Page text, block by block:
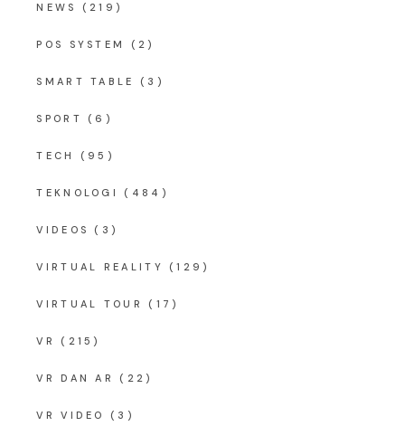
NEWS (219)
POS SYSTEM (2)
SMART TABLE (3)
SPORT (6)
TECH (95)
TEKNOLOGI (484)
VIDEOS (3)
VIRTUAL REALITY (129)
VIRTUAL TOUR (17)
VR (215)
VR DAN AR (22)
VR VIDEO (3)